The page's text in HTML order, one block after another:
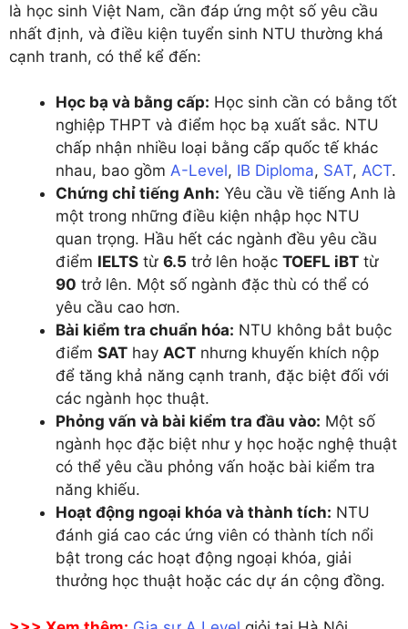
là học sinh Việt Nam, cần đáp ứng một số yêu cầu
nhất định, và điều kiện tuyển sinh NTU thường khá
cạnh tranh, có thể kể đến:
Học bạ và bằng cấp: Học sinh cần có bằng tốt
nghiệp THPT và điểm học bạ xuất sắc. NTU
chấp nhận nhiều loại bằng cấp quốc tế khác
nhau, bao gồm A-Level, IB Diploma, SAT, ACT.
Chứng chỉ tiếng Anh: Yêu cầu về tiếng Anh là
một trong những điều kiện nhập học NTU
quan trọng. Hầu hết các ngành đều yêu cầu
điểm IELTS từ 6.5 trở lên hoặc TOEFL iBT từ
90 trở lên. Một số ngành đặc thù có thể có
yêu cầu cao hơn.
Bài kiểm tra chuẩn hóa: NTU không bắt buộc
điểm SAT hay ACT nhưng khuyến khích nộp
để tăng khả năng cạnh tranh, đặc biệt đối với
các ngành học thuật.
Phỏng vấn và bài kiểm tra đầu vào: Một số
ngành học đặc biệt như y học hoặc nghệ thuật
có thể yêu cầu phỏng vấn hoặc bài kiểm tra
năng khiếu.
Hoạt động ngoại khóa và thành tích: NTU
đánh giá cao các ứng viên có thành tích nổi
bật trong các hoạt động ngoại khóa, giải
thưởng học thuật hoặc các dự án cộng đồng.